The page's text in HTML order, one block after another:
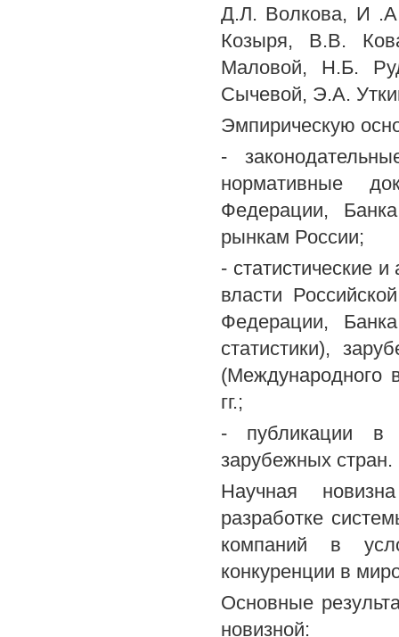
Д.Л. Волкова, И
Козыря, В.В.
Маловой, Н.Б.
Сычевой, Э.А.
Эмпирическую
-
нормативные
Федерации,
рынкам России;
- статистические
власти
Федерации,
статистики),
(Международного
гг.;
- публикации в
зарубежных стран.
Научная
разработке
компаний в
конкуренции в
Основные
новизной: